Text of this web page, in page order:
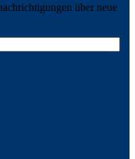
über neue